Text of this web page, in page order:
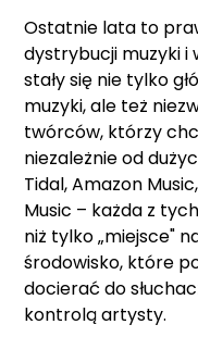
Ostatnie lata to
dystrybucji muzyki i
stały się nie tylko
muzyki, ale też
twórców, którzy
niezależnie od
Tidal, Amazon
Music – każda z
niż tylko „miejsce"
środowisko, które
docierać do
kontrolą artysty.